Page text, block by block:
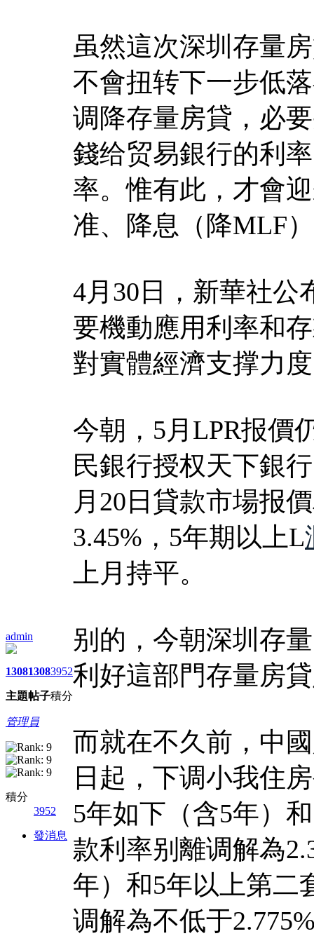
admin
1308
主題
1308
帖子
3952
積分
管理員
積分
3952
發消息
虽然這次深圳存量
不會扭转下一步低
调降存量房貸，必
錢给贸易銀行的利
率。惟有此，才會
准、降息（降MLF
4月30日，新華社公
要機動應用利率和
對實體經濟支撑力
今朝，5月LPR报價
民銀行授权天下銀
月20日貸款市場报
3.45%，5年期以上L
上月持平。
别的，今朝深圳存
利好這部門存量房
而就在不久前，中
日起，下调小我住
5年如下（含5年）
款利率别離调解為
年）和5年以上第二
调解為不低于